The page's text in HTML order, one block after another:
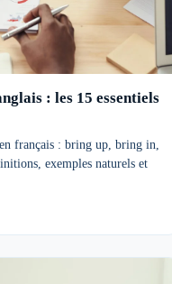
: les 15 essentiels
français : bring up, bring in,
exemples naturels et